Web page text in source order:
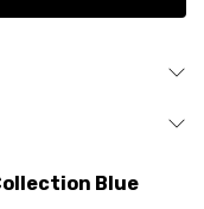
Blue